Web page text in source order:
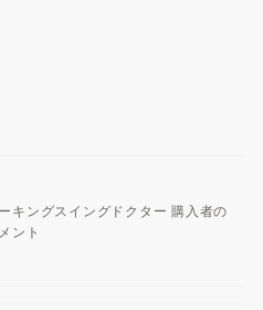
キングスイングドクター 購入者の
ント